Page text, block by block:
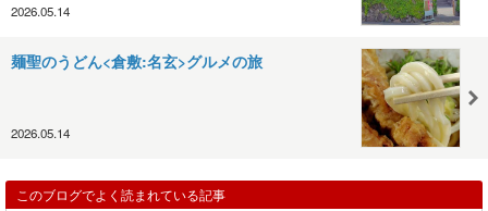
2026.05.14
麺聖のうどん<倉敷:名玄>グルメの旅
2026.05.14
このブログでよく読まれている記事